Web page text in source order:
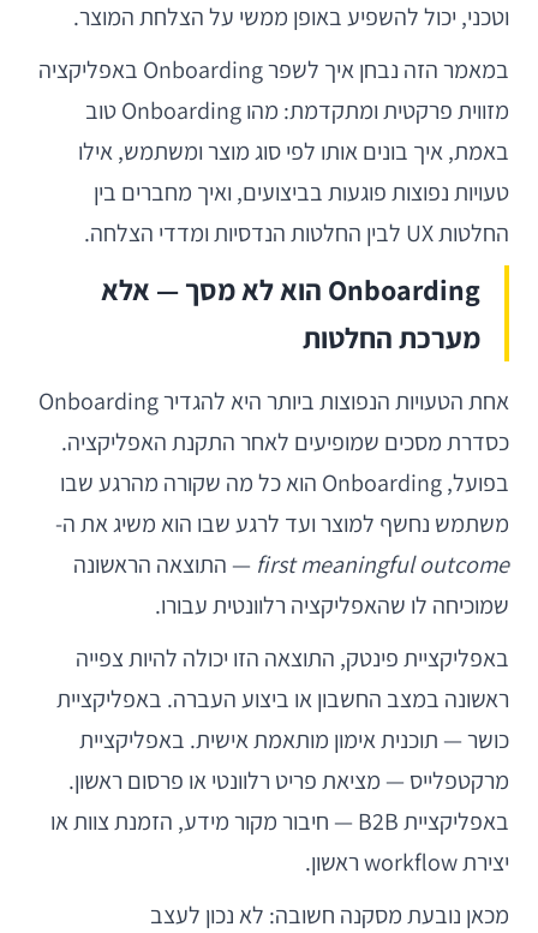
וטכני, יכול להשפיע באופן ממשי על הצלחת המוצר.
במאמר הזה נבחן איך לשפר Onboarding באפליקציה
מזווית פרקטית ומתקדמת: מהו Onboarding טוב
באמת, איך בונים אותו לפי סוג מוצר ומשתמש, אילו
טעויות נפוצות פוגעות בביצועים, ואיך מחברים בין
החלטות UX לבין החלטות הנדסיות ומדדי הצלחה.
Onboarding הוא לא מסך — אלא
מערכת החלטות
אחת הטעויות הנפוצות ביותר היא להגדיר Onboarding
כסדרת מסכים שמופיעים לאחר התקנת האפליקציה.
בפועל, Onboarding הוא כל מה שקורה מהרגע שבו
משתמש נחשף למוצר ועד לרגע שבו הוא משיג את ה-
first meaningful outcome — התוצאה הראשונה
שמוכיחה לו שהאפליקציה רלוונטית עבורו.
באפליקציית פינטק, התוצאה הזו יכולה להיות צפייה
ראשונה במצב החשבון או ביצוע העברה. באפליקציית
כושר — תוכנית אימון מותאמת אישית. באפליקציית
מרקטפלייס — מציאת פריט רלוונטי או פרסום ראשון.
באפליקציית B2B — חיבור מקור מידע, הזמנת צוות או
יצירת workflow ראשון.
מכאן נובעת מסקנה חשובה: לא נכון לעצב